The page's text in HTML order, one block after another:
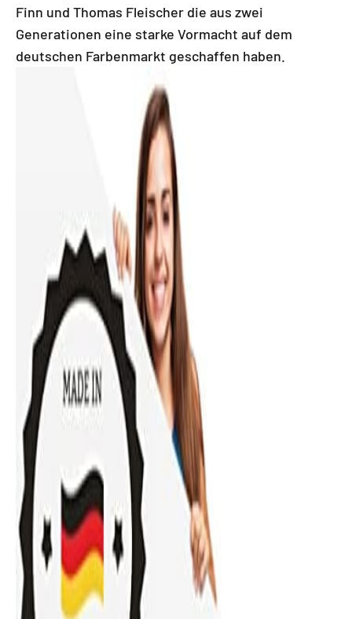
Finn und Thomas Fleischer die aus zwei
Generationen eine starke Vormacht auf dem
deutschen Farbenmarkt geschaffen haben.